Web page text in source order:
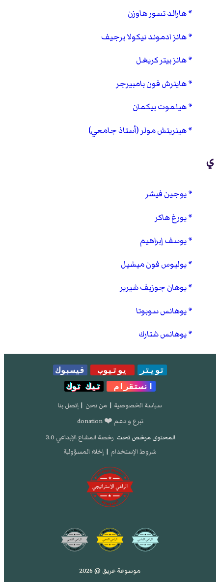
هارالد تسور هاوزن
هانز ادموند نيكولا برجيف
هانز بيتر كريغل
هاينرش فون بامبيرجر
هيلموت بيكمان
هينريتش مولر (أستاذ جامعي)
ي
يوجين فيشر
يورغ هاكر
يوسف إبراهيم
يوليوس فون ميشيل
يوهان جوزيف شيرير
يوهانس سوبوتا
يوهانس شتارك
تويتر يوتيوب
فيسبوك
انستقرام
تيك توك
سياسة الخصوصية | من نحن | إتصل بنا
تبرع و دعم ❤️ donation
المحتوى مرخص تحت رخصة المشاع الإبداعي 3.0
شروط الإستخدام | إخلاء المسؤولية
موسوعة عريق @ 2026